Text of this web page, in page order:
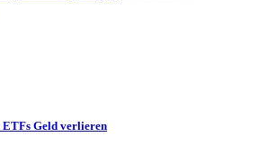
Geld verlieren